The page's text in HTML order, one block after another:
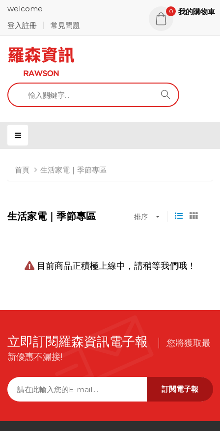
welcome
登入註冊
常見問題
0 我的購物車
首頁 生活家電｜季節專區
生活家電｜季節專區 排序
目前商品正積極上線中，請稍等我們哦！
立即訂閱羅森資訊電子報
您將獲取最
新優惠不漏接!
訂閱電子報